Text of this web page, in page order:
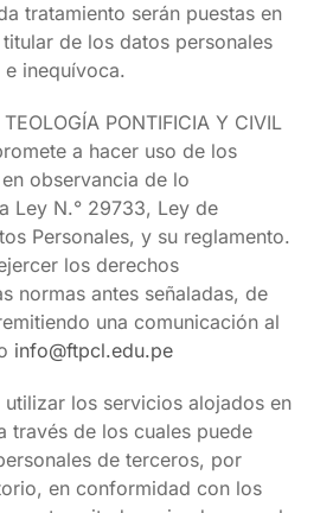
tratamiento serán puestas en
de los datos personales
inequívoca.
PONTIFICIA Y CIVIL
a hacer uso de los
observancia de lo
Ley N.° 29733, Ley de
Personales, y su reglamento.
los derechos
normas antes señaladas, de
una comunicación al
info@ftpcl.edu.pe
utilizar los servicios alojados en
través de los cuales puede
de terceros, por
en conformidad con los